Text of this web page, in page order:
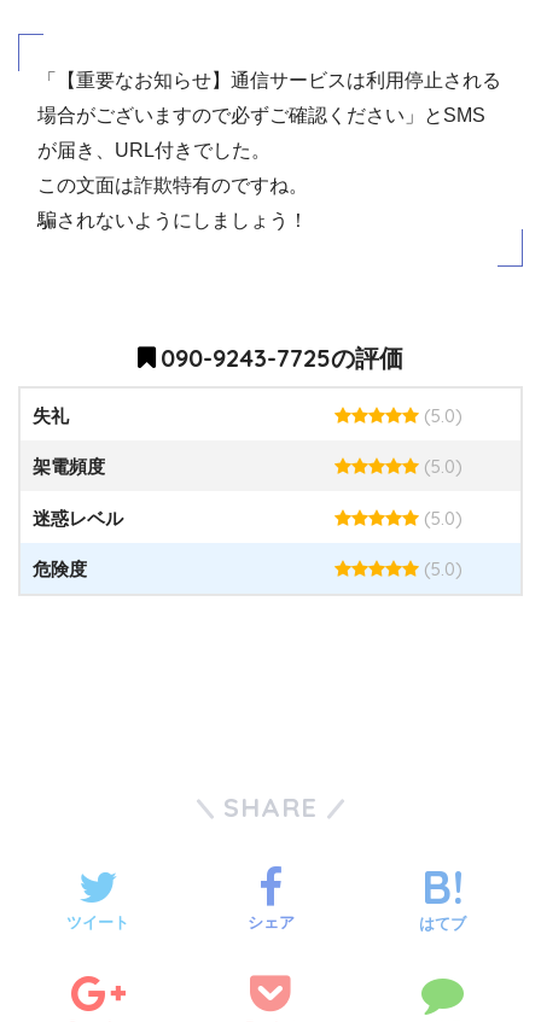
「【重要なお知らせ】通信サービスは利用停止される
場合がございますので必ずご確認ください」とSMS
が届き、URL付きでした。
この文面は詐欺特有のですね。
騙されないようにしましょう！
090-9243-7725の評価
失礼 (5.0)
架電頻度 (5.0)
迷惑レベル (5.0)
危険度 (5.0)
SHARE
ツイート シェア はてブ